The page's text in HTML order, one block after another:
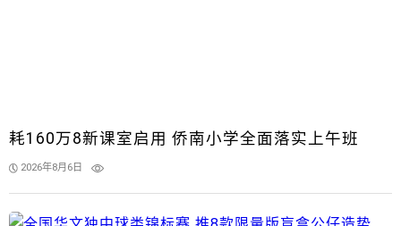
耗160万8新课室启用 侨南小学全面落实上午班
2026年8月6日